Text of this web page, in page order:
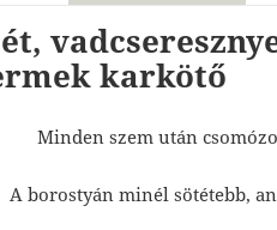
karkötő
Minden szem után
A borostyán minél sötétebb,